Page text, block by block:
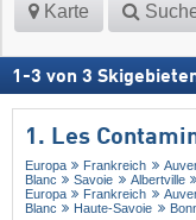
Karte
1 -3 von 3
1. Les
Europa Frankreich
Blanc
Savoie Albertville
Europa
Frankreich
Blanc
Haute-Savoie